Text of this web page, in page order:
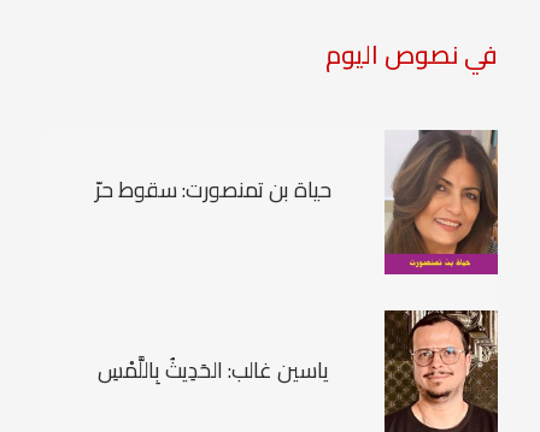
في نصوص اليوم
حياة بن تمنصورت: سقوط حرّ
ياسين غالب: الحَدِيثُ بِاللَّمْسِ